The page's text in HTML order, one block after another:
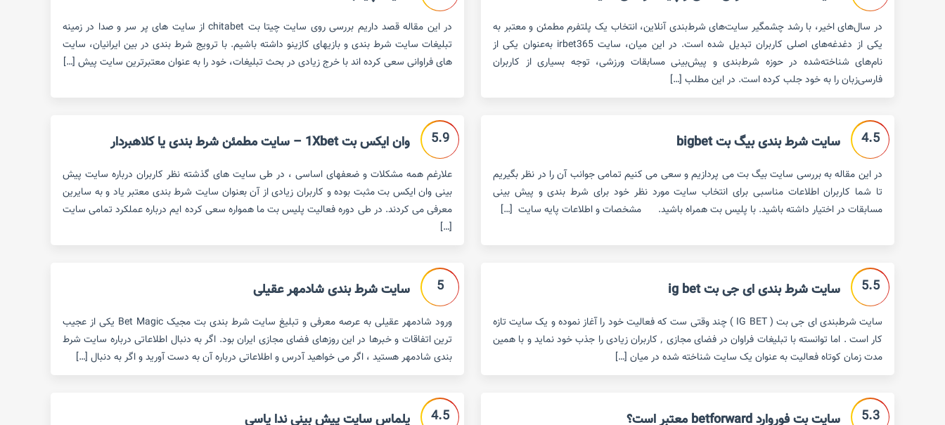
در سال‌های اخیر، با رشد چشمگیر سایت‌های شرط‌بندی آنلاین، انتخاب یک پلتفرم مطمئن و معتبر به
یکی از دغدغه‌های اصلی کاربران تبدیل شده است. در این میان، سایت irbet365 به‌عنوان یکی از
نام‌های شناخته‌شده در حوزه شرط‌بندی و پیش‌بینی مسابقات ورزشی، توجه بسیاری از کاربران
فارسی‌زبان را به خود جلب کرده است. در این مطلب […]
در این مقاله قصد داریم بررسی روی سایت چیتا بت chitabet از سایت های پر سر و صدا در زمینه
تبلیغات سایت شرط بندی و بازیهای کازینو داشته باشیم. با ترویج شرط بندی در بین ایرانیان، سایت
های فراوانی سعی کرده اند با خرج زیادی در بحث تبلیغات، خود را به عنوان معتبرترین سایت پیش […]
4.5 سایت شرط بندی بیگ بت bigbet
در این مقاله به بررسی سایت بیگ بت می پردازیم و سعی می کنیم تمامی جوانب آن را در نظر بگیریم
تا شما کاربران اطلاعات مناسبی برای انتخاب سایت مورد نظر خود برای شرط بندی و پیش بینی
مسابقات در اختیار داشته باشید. با پلیس بت همراه باشید. مشخصات و اطلاعات پایه سایت […]
5.9 وان ایکس بت 1Xbet – سایت مطمئن شرط بندی یا کلاهبردار
علارغم همه مشکلات و ضعفهای اساسی ، در طی سایت های گذشته نظر کاربران درباره سایت پیش
بینی وان ایکس بت مثبت بوده و کاربران زیادی از آن بعنوان سایت شرط بندی معتبر یاد و به سایرین
معرفی می کردند. در طی دوره فعالیت پلیس بت ما همواره سعی کرده ایم درباره عملکرد تمامی سایت
[…]
5.5 سایت شرط بندی ای جی بت ig bet
سایت شرطبندی ای جی بت ( IG BET ) چند وقتی ست که فعالیت خود را آغاز نموده و یک سایت تازه
کار است . اما توانسته با تبلیغات فراوان در فضای مجازی ٬ کاربران زیادی را جذب خود نماید و با همین
مدت زمان کوتاه فعالیت به عنوان یک سایت شناخته شده در میان […]
5 سایت شرط بندی شادمهر عقیلی
ورود شادمهر عقیلی به عرصه معرفی و تبلیغ سایت شرط بندی بت مجیک Bet Magic یکی از عجیب
ترین اتفاقات و خبرها در این روزهای فضای مجازی ایران بود. اگر به دنبال اطلاعاتی درباره سایت شرط
بندی شادمهر هستید ، اگر می خواهید آدرس و اطلاعاتی درباره آن به دست آورید و اگر به دنبال […]
5.3 سایت بت فوروارد betforward معتبر است؟ 4.5 یلماس سایت پیش بینی ندا یاسی